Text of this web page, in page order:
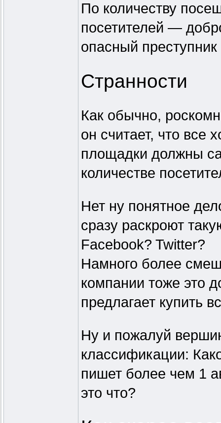
По количеству
посетителей —
опасный преступник
Странности
Как обычно,
он считает, что все
площадки должны
количестве
Нет ну понятное
сразу раскроют
Facebook? Twitter?
Намного более
компании тоже это
предлагает купить
Ну и пожалуй
классификации:
пишет более чем 1
это что?